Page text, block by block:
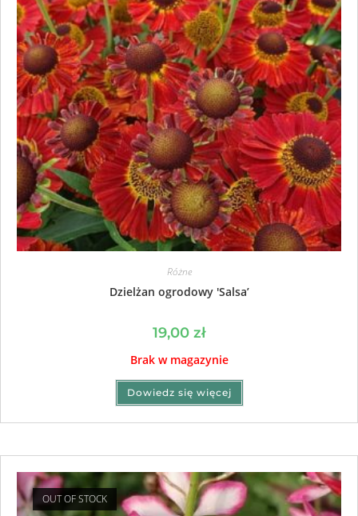
Różne
Dzielżan ogrodowy 'Salsa’
19,00 zł
Brak w magazynie
Dowiedz się więcej
OUT OF STOCK